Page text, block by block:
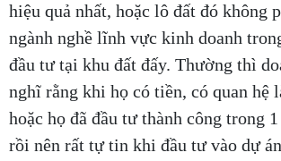
hiệu quả nhất, hoặc lô đất đó không
ngành nghề lĩnh vực kinh doanh
đầu tư tại khu đất đấy. Thường thì
nghĩ rằng khi họ có tiền, có quan hệ
hoặc họ đã đầu tư thành công trong
rồi nên rất tự tin khi đầu tư vào dự